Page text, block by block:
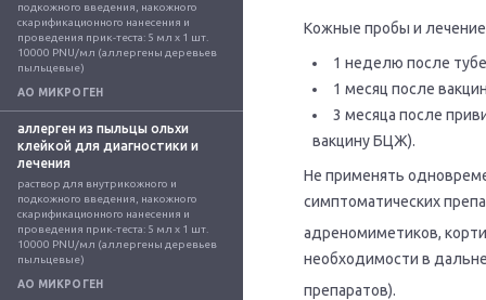
подкожного введения, накожного
скарификационного нанесения и
проведения прик-теста: 5 мл x 1 шт.
10000 PNU/мл (аллергены деревьев
пыльцевые)
АО МИКРОГЕН
аллерген из пыльцы ольхи
клейкой для диагностики и
лечения
раствор для внутрикожного и
подкожного введения, накожного
скарификационного нанесения и
проведения прик-теста: 5 мл x 1 шт.
10000 PNU/мл (аллергены деревьев
пыльцевые)
АО МИКРОГЕН
Кожные пробы и
1 неделю после
1 месяц после
3 месяца после
вакцину БЦЖ).
Не применять
симптоматических
адреномиметиков,
необходимости в
препаратов).